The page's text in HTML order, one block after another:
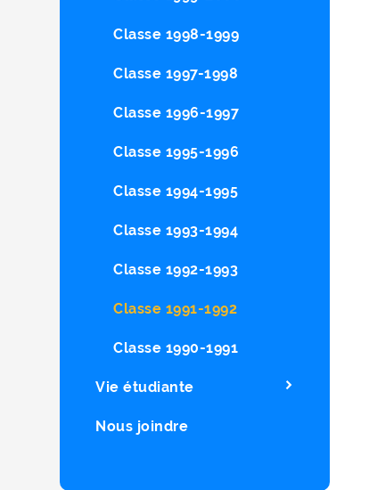
Classe 1998-1999
Classe 1997-1998
Classe 1996-1997
Classe 1995-1996
Classe 1994-1995
Classe 1993-1994
Classe 1992-1993
Classe 1991-1992
Classe 1990-1991
Vie étudiante
Nous joindre